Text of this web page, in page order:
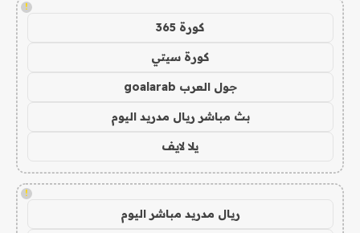
!
كورة 365
كورة سيتي
جول العرب goalarab
بث مباشر ريال مدريد اليوم
يلا لايف
!
ريال مدريد مباشر اليوم